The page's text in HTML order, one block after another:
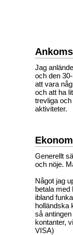
Jag
och den
att vara
och att ha
trevliga
aktiviteter.
Generellt
och nöje.
Något jag
betala med
ibland
holländska
så
kontanter,
VISA)